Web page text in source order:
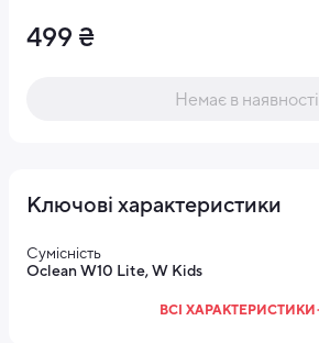
499 ₴
Немає в наявності
Ключові характеристики
Сумісність
Oclean W10 Lite, W Kids
ВСІ ХАРАКТЕРИСТИКИ